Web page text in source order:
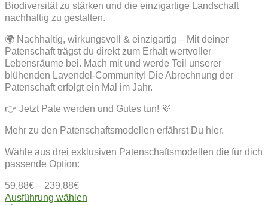
Biodiversität zu stärken und die einzigartige Landschaft
nachhaltig zu gestalten.
🌍 Nachhaltig, wirkungsvoll & einzigartig – Mit deiner
Patenschaft trägst du direkt zum Erhalt wertvoller
Lebensräume bei. Mach mit und werde Teil unserer
blühenden Lavendel-Community! Die Abrechnung der
Patenschaft erfolgt ein Mal im Jahr.
👉 Jetzt Pate werden und Gutes tun! 💜
Mehr zu den Patenschaftsmodellen erfährst Du hier.
Wähle aus drei exklusiven Patenschaftsmodellen die für dich
passende Option:
59,88€ – 239,88€
Ausführung wählen